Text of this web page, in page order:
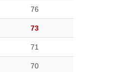
76
73
71
70